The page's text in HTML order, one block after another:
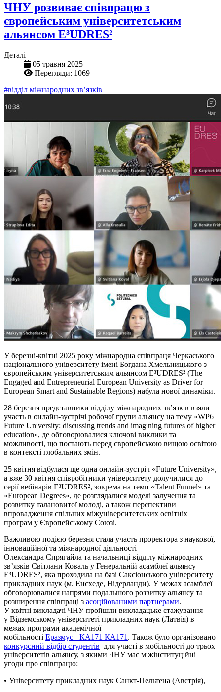
ЧНУ розвиває співпрацю з
європейським університетським
альянсом E³UDRES²
Деталі
05 травня 2025
Перегляди: 1069
#відділ міжнародних зв’язків
У березні-квітні 2025 року міжнародна співпраця Черкаського
національного університету імені Богдана Хмельницького з
європейським університетським альянсом E³UDRES² (The
Engaged and Entrepreneurial European University as Driver for
European Smart and Sustainable Regions) набула нової динаміки.
28 березня представники відділу міжнародних зв’язків взяли
участь в онлайн-зустрічі робочої групи альянсу на тему «WP6
Future University: discussing trends and imagining futures of higher
education», де обговорювалися ключові виклики та
можливості, що постають перед європейською вищою освітою
в контексті глобальних змін.
25 квітня відбулася ще одна онлайн-зустріч «Future University»,
а вже 30 квітня співробітники університету долучилися до
серії вебінарів E³UDRES², зокрема на теми «Talent Funnel» та
«European Degrees», де розглядалися моделі залучення та
розвитку талановитої молоді, а також перспективи
впровадження спільних міжуніверситетських освітніх
програм у Європейському Союзі.
Важливою подією березня стала участь проректора з наукової,
інноваційної та міжнародної діяльності
Олександра Спрягайла та начальниці відділу міжнародних
зв’язків Світлани Коваль у Генеральній асамблеї альянсу
E³UDRES², яка проходила на базі Саксіонського університету
прикладних наук (м. Енсхеде, Нідерланди). У межах асамблеї
обговорювалися напрями подальшого розвитку альянсу та
розширення співпраці з асоційованими партнерами.
У квітні викладачі ЧНУ пройшли викладацьке стажування
у Відземському університеті прикладних наук (Латвія) в
межах програми академічної
мобільності Еразмус+ КА171 КА171 . Також було організовано
конкурсний відбір студентів для участі в мобільності до трьох
університетів альянсу, з якими ЧНУ має міжінституційні
угоди про співпрацю:
• Університету прикладних наук Санкт-Пельтена (Австрія),